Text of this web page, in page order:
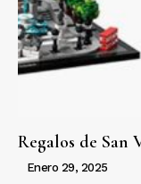
Regalos de San
Enero 29, 2025